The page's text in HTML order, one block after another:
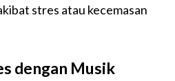
stres atau kecemasan
dengan Musik